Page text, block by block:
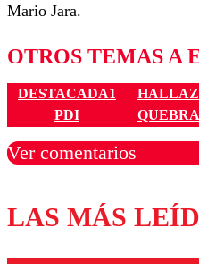
Mario Jara.
OTROS TEMAS A
DESTACADA1
PDI
Ver comentarios
Los comentarios son
diálogo
Nombre
LAS MÁS